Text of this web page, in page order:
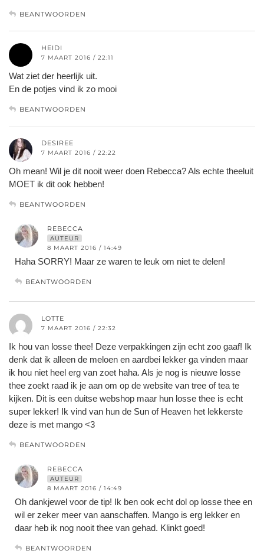
BEANTWOORDEN
HEIDI
7 MAART 2016 / 22:11
Wat ziet der heerlijk uit.
En de potjes vind ik zo mooi
BEANTWOORDEN
DESIREE
7 MAART 2016 / 22:22
Oh mean! Wil je dit nooit weer doen Rebecca? Als echte theeluit
MOET ik dit ook hebben!
BEANTWOORDEN
REBECCA
AUTEUR
8 MAART 2016 / 14:49
Haha SORRY! Maar ze waren te leuk om niet te delen!
BEANTWOORDEN
LOTTE
7 MAART 2016 / 22:32
Ik hou van losse thee! Deze verpakkingen zijn echt zoo gaaf! Ik
denk dat ik alleen de meloen en aardbei lekker ga vinden maar
ik hou niet heel erg van zoet haha. Als je nog is nieuwe losse
thee zoekt raad ik je aan om op de website van tree of tea te
kijken. Dit is een duitse webshop maar hun losse thee is echt
super lekker! Ik vind van hun de Sun of Heaven het lekkerste
deze is met mango <3
BEANTWOORDEN
REBECCA
AUTEUR
8 MAART 2016 / 14:49
Oh dankjewel voor de tip! Ik ben ook echt dol op losse thee en
wil er zeker meer van aanschaffen. Mango is erg lekker en
daar heb ik nog nooit thee van gehad. Klinkt goed!
BEANTWOORDEN